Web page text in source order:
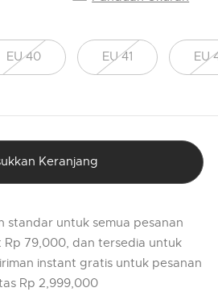
EU 40 EU 41 EU
Keranjang
standar untuk semua pesanan
Rp 79,000, dan tersedia untuk
instant gratis untuk pesanan
Rp 2,999,000